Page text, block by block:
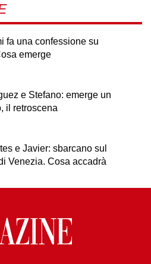
fa una confessione su
emerge
e Stefano: emerge un
il retroscena
e Javier: sbarcano sul
Venezia. Cosa accadrà